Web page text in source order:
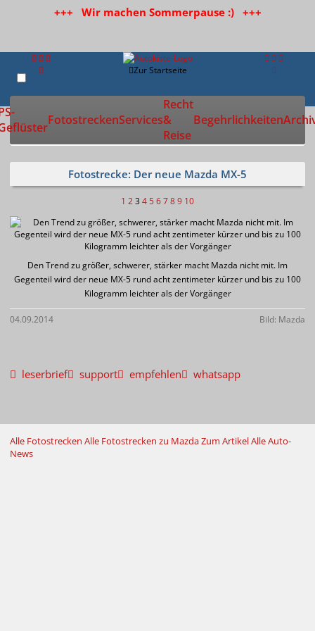
+++ Wir machen Sommerpause :) +++
Zur Startseite
FotostreckenServices
Recht
&
Reise
Begehrlichkeiten
Fotostrecke: Der neue Mazda MX-5
1 23 4 56789 10
Den Trend zu größer, schwerer, stärker macht Mazda nicht mit. Im
Gegenteil wird der neue MX-5 rund acht zentimeter kürzer und bis zu 100
Kilogramm leichter als der Vorgänger
04.09.2014 Bild: Mazda
leserbrief support empfehlen whatsapp
Alle Fotostrecken Alle Fotostrecken zu MazdaZum ArtikelAlle Auto-
News